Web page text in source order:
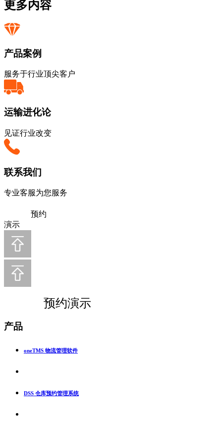
更多内容
产品案例
服务于行业顶尖客户
运输进化论
见证行业改变
联系我们
专业客服为您服务
预约
演示
预约演示
产品
oneTMS 物流管理软件
DSS 仓库预约管理系统